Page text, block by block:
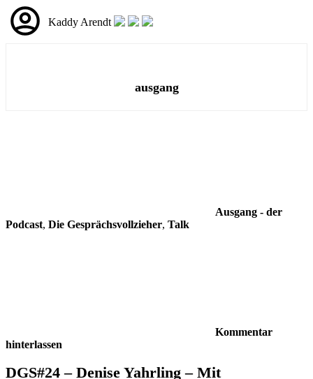
Kaddy Arendt
ausgang
Ausgang - der
Podcast, Die Gesprächsvollzieher, Talk
Kommentar
hinterlassen
DGS#24 – Denise Yahrling – Mit